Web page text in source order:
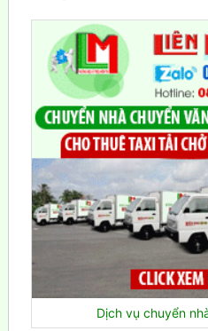
Dịch vụ chuyển